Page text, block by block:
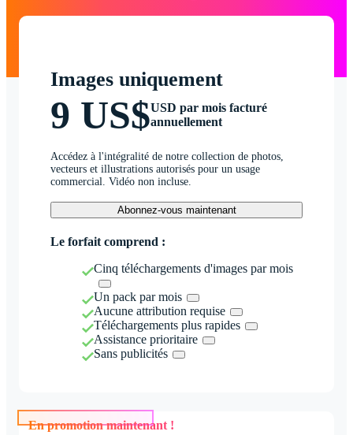
Images uniquement
9 US$USD par mois facturé
annuellement
Accédez à l'intégralité de notre collection de photos,
vecteurs et illustrations autorisés pour un usage
commercial. Vidéo non incluse.
Abonnez-vous maintenant
Le forfait comprend :
Cinq téléchargements d'images par mois
Un pack par mois
Aucune attribution requise
Téléchargements plus rapides
Assistance prioritaire
Sans publicités
En promotion maintenant !